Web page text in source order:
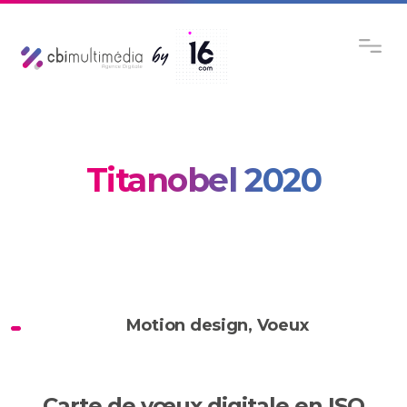
Titanobel 2020
Motion design, Voeux